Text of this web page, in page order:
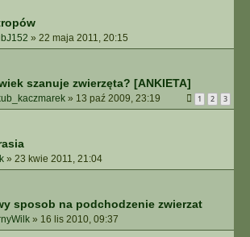
» 22 maja 2011, 20:15
szanuje zwierzęta? [ANKIETA]
» 13 paź 2009, 23:19 1 2 3
» 23 kwie 2011, 21:04
sposob na podchodzenie zwierzat
» 16 lis 2010, 09:37